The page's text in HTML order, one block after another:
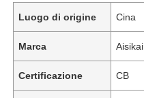
Luogo di origine Cina
Marca Aisikai
Certificazione CB